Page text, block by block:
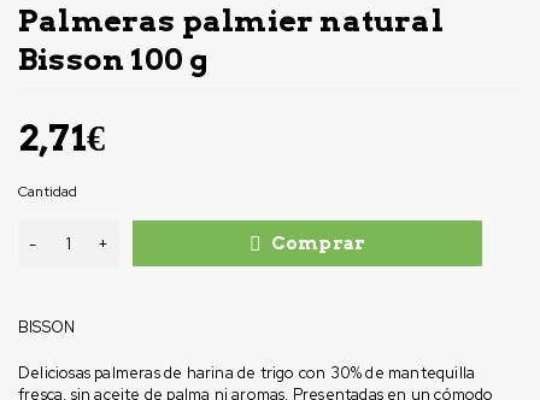
Palmeras palmier natural
Bisson 100 g
BISSON
Deliciosas palmeras de harina de trigo con 30% de mantequilla
fresca, sin aceite de palma ni aromas. Presentadas en un cómodo
2,71€
Cantidad
Comprar